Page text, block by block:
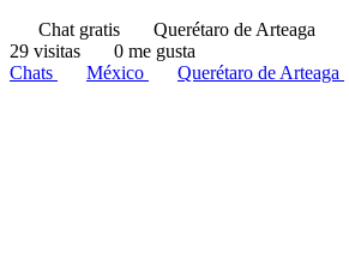
Chat gratis
Querétaro de Arteaga
29 visitas
0 me gusta
Chats
México Querétaro de Arteaga